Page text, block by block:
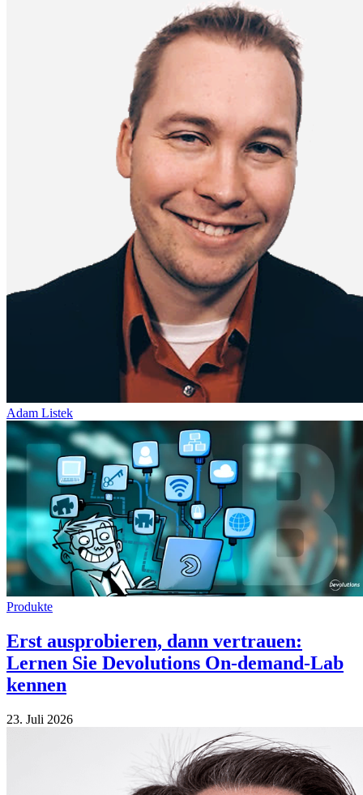
Adam Listek
Produkte
Erst ausprobieren, dann vertrauen:
Lernen Sie Devolutions On-demand-Lab
kennen
23. Juli 2026